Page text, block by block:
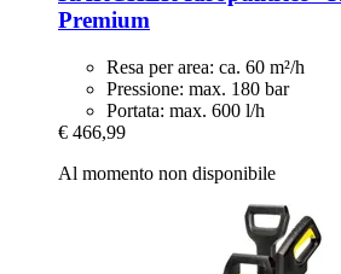
Premium
Resa per area: ca. 60 m²/h
Pressione: max. 180 bar
Portata: max. 600 l/h
€ 466,99
Al momento non disponibile